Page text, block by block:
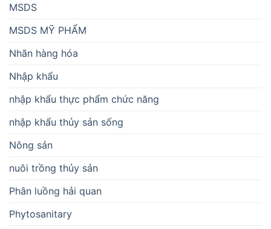
MSDS
MSDS MỸ PHẨM
Nhãn hàng hóa
Nhập khẩu
nhập khẩu thực phẩm chức năng
nhập khẩu thủy sản sống
Nông sản
nuôi trồng thủy sản
Phân luồng hải quan
Phytosanitary